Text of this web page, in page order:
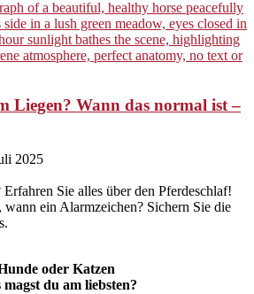
Liegen? Wann das normal ist –
2025
Sie alles über den Pferdeschlaf!
ein Alarmzeichen? Sichern Sie die
oder Katzen
magst du am liebsten?